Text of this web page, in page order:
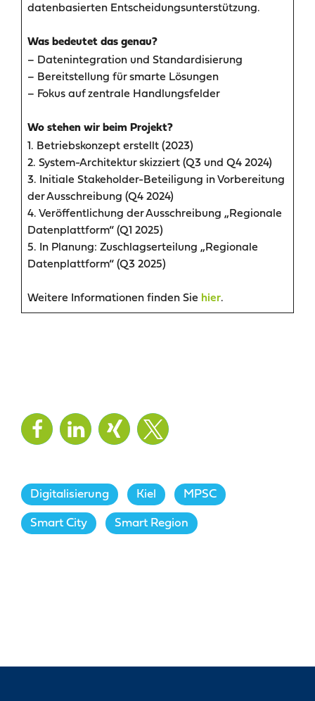
datenbasierten Entscheidungsunterstützung.
Was bedeutet das genau?
– Datenintegration und Standardisierung
– Bereitstellung für smarte Lösungen
– Fokus auf zentrale Handlungsfelder
Wo stehen wir beim Projekt?
1. Betriebskonzept erstellt (2023)
2. System-Architektur skizziert (Q3 und Q4 2024)
3. Initiale Stakeholder-Beteiligung in Vorbereitung
der Ausschreibung (Q4 2024)
4. Veröffentlichung der Ausschreibung „Regionale
Datenplattform“ (Q1 2025)
5. In Planung: Zuschlagserteilung „Regionale
Datenplattform“ (Q3 2025)
Weitere Informationen finden Sie hier.
Digitalisierung Kiel MPSC
Smart City Smart Region